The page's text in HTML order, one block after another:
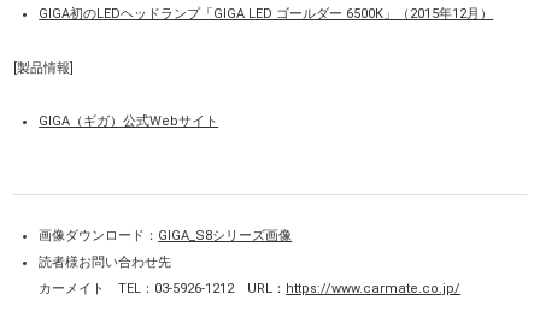
GIGA初のLEDヘッドランプ「GIGA LED ゴールダー 6500K」（2015年12月）
[製品情報]
GIGA（ギガ）公式Webサイト
画像ダウンロード： GIGA_S8シリーズ画像
読者様お問い合わせ先
カーメイト TEL：03-5926-1212 URL： https://www.carmate.co.jp/